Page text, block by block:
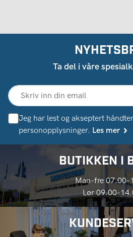
Ta del i våre
Jeg har lest og akseptert
personopplysninger. Les mer
BUTIKKEN I
Man-fre 07.00-
Lør 09.00-